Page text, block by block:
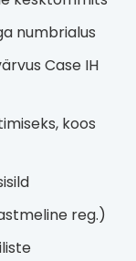
numbrialus
Case IH
koos
reg.)